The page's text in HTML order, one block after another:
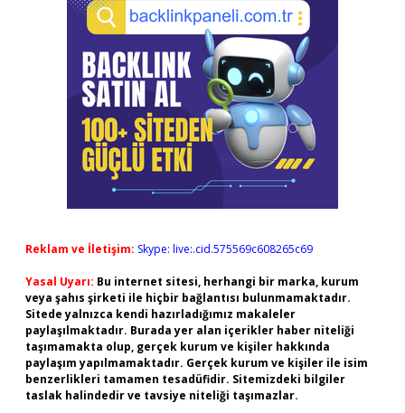
Reklam ve İletişim: Skype: live:.cid.575569c608265c69
Yasal Uyarı: Bu internet sitesi, herhangi bir marka, kurum
veya şahıs şirketi ile hiçbir bağlantısı bulunmamaktadır.
Sitede yalnızca kendi hazırladığımız makaleler
paylaşılmaktadır. Burada yer alan içerikler haber niteliği
taşımamakta olup, gerçek kurum ve kişiler hakkında
paylaşım yapılmamaktadır. Gerçek kurum ve kişiler ile isim
benzerlikleri tamamen tesadüfidir. Sitemizdeki bilgiler
taslak halindedir ve tavsiye niteliği taşımazlar.